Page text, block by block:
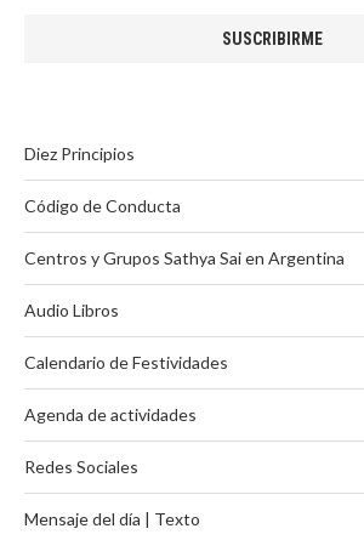
Diez Principios
Código de Conducta
Centros y Grupos Sathya Sai en Argentina
Audio Libros
Calendario de Festividades
Agenda de actividades
Redes Sociales
Mensaje del día | Texto